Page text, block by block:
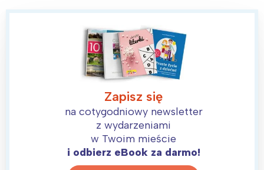
Zapisz się
na cotygodniowy newsletter
z wydarzeniami
w Twoim mieście
i odbierz eBook za darmo!
Interesują mnie wydarzenia z
tego regionu: